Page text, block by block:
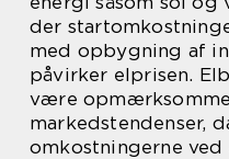
der
med opbygning af
påvirker elprisen.
være
markedstendenser,
omkostningerne